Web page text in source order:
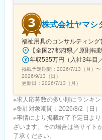
株式会社ヤマシ
福祉用具のコンサルティン
掲載予定期間： 2026/7/13（月） 〜
2026/9/13（日）
更新日： 2026/7/13（月）
※求人応募数の多い順にランキ
※集計対象期間：2026/8/2（日）
※事情により掲載終了予定日よ
ざいます。その場合は当サイト
了承ください。